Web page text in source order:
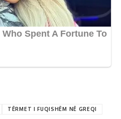
TËRMET I FUQISHËM NË GREQI